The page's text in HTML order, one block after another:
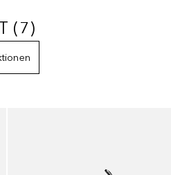
7ERGEBNISSE
(7)